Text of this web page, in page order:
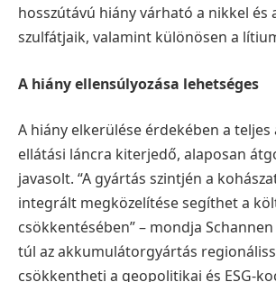
hosszútávú hiány várható a nikkel és
szulfátjaik, valamint különösen a
A hiány ellensúlyozása lehetséges
A hiány elkerülése érdekében a
ellátási láncra kiterjedő, alaposan
javasolt. “A gyártás szintjén a
integrált megközelítése segíthet a
csökkentésében” – mondja Schannen
túl az akkumulátorgyártás
csökkentheti a geopolitikai és ESG-